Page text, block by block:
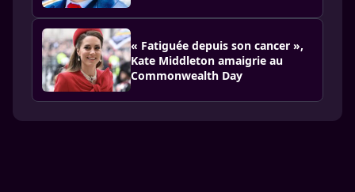
« Fatiguée depuis son cancer »,
Kate Middleton amaigrie au
Commonwealth Day